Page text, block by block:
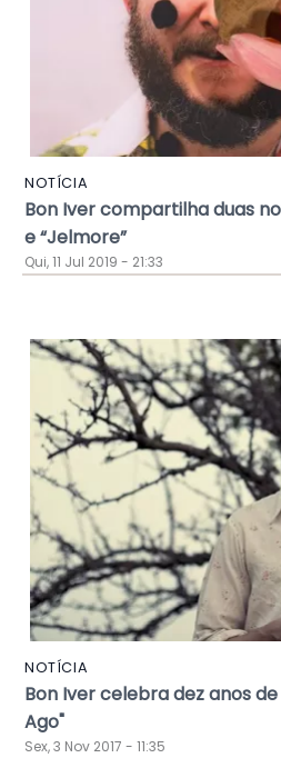
NOTÍCIA
Bon Iver compartilha duas
e “Jelmore”
Qui, 11 Jul 2019 - 21:33
NOTÍCIA
Bon Iver celebra dez anos
Ago"
Sex, 3 Nov 2017 - 11:35